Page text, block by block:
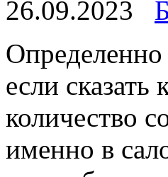
26.09.2023
если
количество
именно в